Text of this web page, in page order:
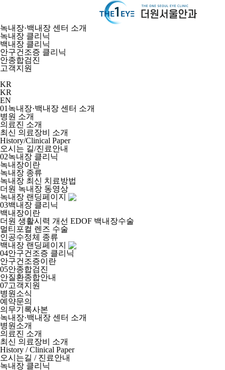
녹내장·백내장 센터 소개
녹내장 클리닉
백내장 클리닉
안구건조증 클리닉
안종합검진
고객지원
KR
KR
EN
01 녹내장·백내장 센터 소개
병원 소개
의료진 소개
최신 의료장비 소개
History/Clinical Paper
오시는 길/진료안내
02녹내장 클리닉
녹내장이란
녹내장 종류
녹내장 최신 치료방법
더원 녹내장 동영상
녹내장 랜딩페이지
03백내장 클리닉
백내장이란
더원 생활시력 개선 EDOF 백내장수술
멀티포컬 렌즈 수술
인공수정체 종류
백내장 랜딩페이지
04안구건조증 클리닉
안구건조증이란
05안종합검진
안질환종합안내
07고객지원
병원소식
예약문의
의무기록사본
녹내장·백내장 센터 소개
병원소개
의료진 소개
최신 의료장비 소개
History / Clinical Paper
오시는길 / 진료안내
녹내장 클리닉